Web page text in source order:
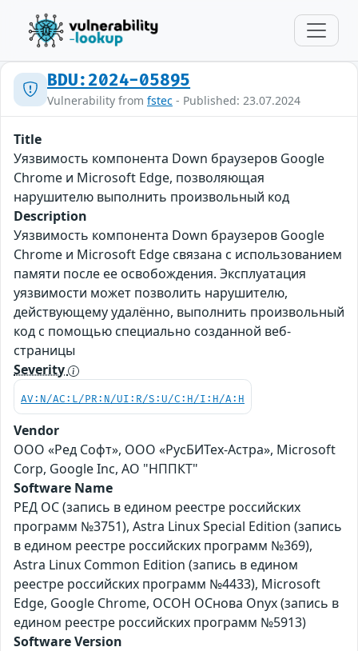
BDU:2024-05895
Vulnerability from fstec - Published: 23.07.2024
Title
Уязвимость компонента Down браузеров Google
Chrome и Microsoft Edge, позволяющая
нарушителю выполнить произвольный код
Description
Уязвимость компонента Down браузеров Google
Chrome и Microsoft Edge связана с использованием
памяти после ее освобождения. Эксплуатация
уязвимости может позволить нарушителю,
действующему удалённо, выполнить произвольный
код с помощью специально созданной веб-
страницы
Severity
AV:N/AC:L/PR:N/UI:R/S:U/C:H/I:H/A:H
Vendor
ООО «Ред Софт», ООО «РусБИТех-Астра», Microsoft
Corp, Google Inc, АО "НППКТ"
Software Name
РЕД ОС (запись в едином реестре российских
программ №3751), Astra Linux Special Edition (запись
в едином реестре российских программ №369),
Astra Linux Common Edition (запись в едином
реестре российских программ №4433), Microsoft
Edge, Google Chrome, ОСОН ОСнова Оnyx (запись в
едином реестре российских программ №5913)
Software Version